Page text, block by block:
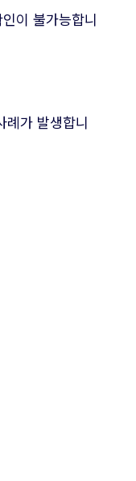
이 불가능합니
가 발생합니